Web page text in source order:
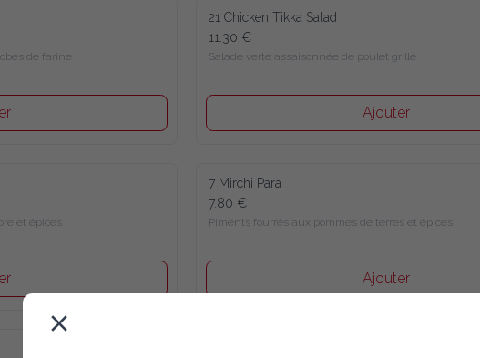
de farine
21 Chicken Tikka Salad
11.30 €
Salade verte assaisonnée de poulet grillé
Ajouter
et épices
7 Mirchi Para
7.80 €
Piments fourrés aux pommes de terres et épices
Ajouter